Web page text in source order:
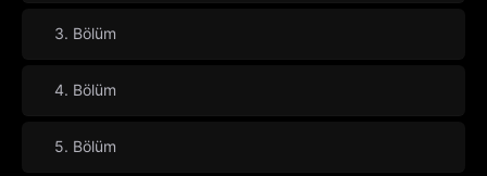
3. Bölüm
4. Bölüm
5. Bölüm